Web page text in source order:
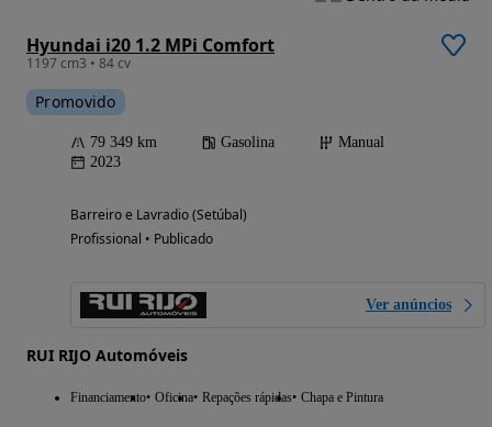
Hyundai i20 1.2 MPi Comfort
1197 cm3 • 84 cv
Promovido
79 349 km Gasolina
Manual
2023
Barreiro e Lavradio (Setúbal)
Profissional • Publicado
Ver anúncios
RUI RIJO Automóveis
Financiamento Oficina Repações rápidas Chapa e Pintura